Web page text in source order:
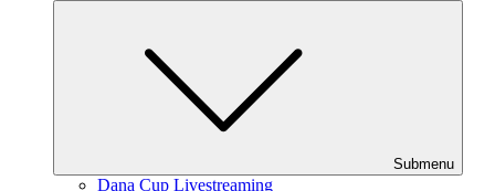
Submenu
Dana Cup Livestreaming